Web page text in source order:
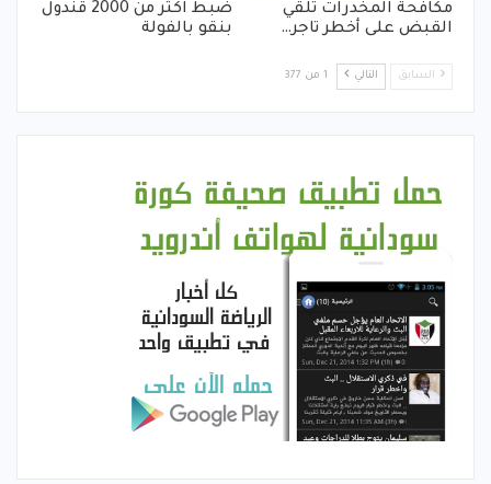
مكافحة المخدرات تلقي
القبض على أخطر تاجر…
ضبط اكثر من 2000 قندول
بنقو بالفولة
السابق التالي 1 من 377